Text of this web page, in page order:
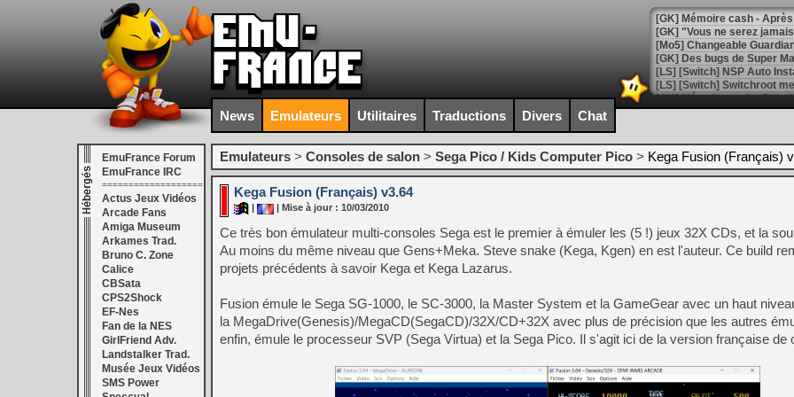
[GK] Mémoire cash -
[GK] "Vous ne serez
[Mo5] Changeable
[GK] Des bugs de Super
[LS] [Switch] NSP Auto
[GK] La saga horrifique
[GK] Le portage de Super
[Mo5] Le jeu de course
[GK] Guillermo del Toro
[GK] Mistfall Hunter : déjà
[GK] Wo Long 2 évolue
[GK] Crossfire : un TPS à
[LS] [PS5] Premiers
News Emulateurs Utilitaires Traductions Divers Chat
EmuFrance Forum
EmuFrance IRC
===================
Actus Jeux Vidéos
Arcade Fans
Amiga Museum
Arkames Trad.
Bruno C. Zone
Calice
CBSata
CPS2Shock
EF-Nes
Fan de la NES
GirlFriend Adv.
Landstalker Trad.
Musée Jeux Vidéos
SMS Power
Emulateurs > Consoles de salon > Sega Pico / Kids Computer Pico > Kega Fusion (Français)
Kega Fusion (Français) v3.64
| Mise à jour : 10/03/2010
Ce très bon émulateur multi-consoles Sega est le premier à émuler les (5 !) jeux 32X CDs, et la
Au moins du même niveau que Gens+Meka. Steve snake (Kega, Kgen) en est l'auteur. Ce build
projets précédents à savoir Kega et Kega Lazarus.
Fusion émule le Sega SG-1000, le SC-3000, la Master System et la GameGear avec un haut
la MegaDrive(Genesis)/MegaCD(SegaCD)/32X/CD+32X avec plus de précision que les autres
enfin, émule le processeur SVP (Sega Virtua) et la Sega Pico. Il s'agit ici de la version française de